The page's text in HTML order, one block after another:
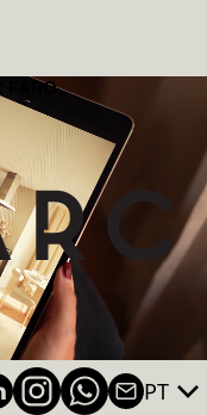
LINKEDIN PT
FARO